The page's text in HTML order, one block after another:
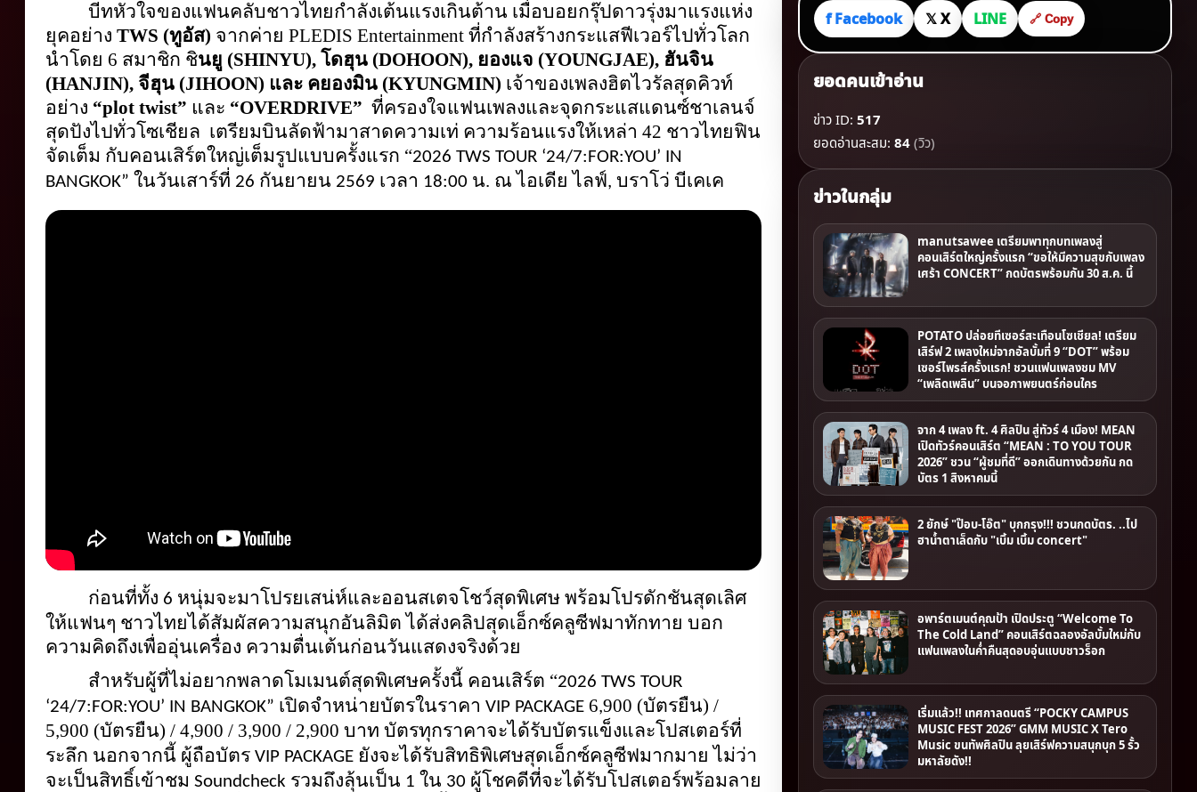
บีทหัวใจของแฟนคลับชาวไทยกำลังเต้นแรงเกินต้าน เมื่อบอยกรุ๊ปดาวรุ่งมาแรงแห่ง
ยุคอย่าง TWS (ทูอัส) จากค่าย PLEDIS Entertainment ที่กำลังสร้างกระแสฟีเวอร์ไปทั่วโลก
นำโดย 6 สมาชิก ชินยู (SHINYU), โดฮุน (DOHOON), ยองแจ (YOUNGJAE), ฮันจิน
(HANJIN), จีฮุน (JIHOON) และ คยองมิน (KYUNGMIN) เจ้าของเพลงฮิตไวรัลสุดคิวท์
อย่าง “plot twist” และ “OVERDRIVE” ที่ครองใจแฟนเพลงและจุดกระแสแดนซ์ชาเลนจ์
สุดปังไปทั่วโซเชียล  เตรียมบินลัดฟ้ามาสาดความเท่ ความร้อนแรงให้เหล่า 42 ชาวไทยฟิน
จัดเต็ม กับคอนเสิร์ตใหญ่เต็มรูปแบบครั้งแรก “2026 TWS TOUR ‘24/7:FOR:YOU’ IN
BANGKOK” ในวันเสาร์ที่ 26 กันยายน 2569 เวลา 18:00 น. ณ ไอเดีย ไลฟ์,
ก่อนที่ทั้ง 6 หนุ่มจะมาโปรยเสน่ห์และออนสเตจโชว์สุดพิเศษ พร้อมโปรดักชันสุดเลิศ
ให้แฟนๆ ชาวไทยได้สัมผัสความสนุกอันลิมิต ได้ส่งคลิปสุดเอ็กซ์คลูซีฟมาทักทาย บอก
ความคิดถึงเพื่ออุ่นเครื่อง ความตื่นเต้นก่อนวันแสดงจริงด้วย
สำหรับผู้ที่ไม่อยากพลาดโมเมนต์สุดพิเศษครั้งนี้ คอนเสิร์ต “2026 TWS TOUR
‘24/7:FOR:YOU’ IN BANGKOK” เปิดจำหน่ายบัตรในราคา VIP PACKAGE 6,900 (บัตรยืน) /
5,900 (บัตรยืน) / 4,900 / 3,900 / 2,900 บาท บัตรทุกราคาจะได้รับบัตรแข็งและโปสเตอร์ที่
ระลึก นอกจากนี้ ผู้ถือบัตร VIP PACKAGE ยังจะได้รับสิทธิพิเศษสุดเอ็กซ์คลูซีฟมากมาย ไม่ว่า
จะเป็นสิทธิ์เข้าชม Soundcheck รวมถึงลุ้นเป็น 1 ใน 30 ผู้โชคดีที่จะได้รับโปสเตอร์พร้อมลาย
f Facebook 𝕏 X LINE 🔗 Copy
ยอดคนเข้าอ่าน
ข่าว ID: 517
ยอดอ่านสะสม: 84 (วิว)
ข่าวในกลุ่ม
manutsawee เตรียมพาทุกบทเพลงสู่
คอนเสิร์ตใหญ่ครั้งแรก “ขอให้มีความสุขกับเพลง
เศร้า CONCERT” กดบัตรพร้อมกัน 30 ส.ค. นี้
POTATO ปล่อยทีเซอร์สะเทือนโซเชียล! เตรียม
เสิร์ฟ 2 เพลงใหม่จากอัลบั้มที่ 9 “DOT” พร้อม
เซอร์ไพรส์ครั้งแรก! ชวนแฟนเพลงชม MV
“เพลิดเพลิน” บนจอภาพยนตร์ก่อนใคร
จาก 4 เพลง ft. 4 ศิลปิน สู่ทัวร์ 4 เมือง! MEAN
เปิดทัวร์คอนเสิร์ต “MEAN : TO YOU TOUR
2026” ชวน “ผู้ชมที่ดี” ออกเดินทางด้วยกัน กด
บัตร 1 สิงหาคมนี้
2 ยักษ์ "ป๊อบ-โอ๊ต" บุกกรุง!!! ชวนกดบัตร. ..ไป
ฮาน้ำตาเล็ดกับ "เบิ้ม เบิ้ม concert"
อพาร์ตเมนต์คุณป้า เปิดประตู “Welcome To
The Cold Land” คอนเสิร์ตฉลองอัลบั้มใหม่กับ
แฟนเพลงในค่ำคืนสุดอบอุ่นแบบชาวร็อก
เริ่มแล้ว!! เทศกาลดนตรี “POCKY CAMPUS
MUSIC FEST 2026” GMM MUSIC X Tero
Music ขนทัพศิลปิน ลุยเสิร์ฟความสนุกบุก 5 รั้ว
มหาลัยดัง!!